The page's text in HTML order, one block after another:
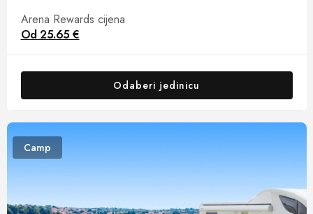
Arena Rewards cijena
Od25.65 €
Odaberi jedinicu
Camp